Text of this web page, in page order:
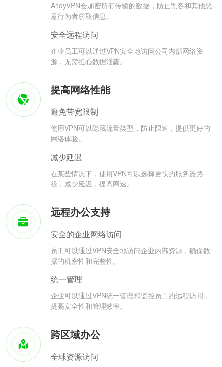
AndyVPN会加密所有传输的数据，防止黑客和其他恶
意行为者窃取信息。
安全远程访问
企业员工可以通过VPN安全地访问公司内部网络资
源，无需担心数据泄露。
提高网络性能
避免带宽限制
使用VPN可以隐藏流量类型，防止限速，提供更好的
网络体验。
减少延迟
在某些情况下，使用VPN可以选择更快的服务器路
径，减少延迟，提高网速。
远程办公支持
安全的企业网络访问
员工可以通过VPN安全地访问企业内部资源，确保数
据的机密性和完整性。
统一管理
企业可以通过VPN统一管理和监控员工的远程访问，
提高安全性和管理效率。
跨区域办公
全球资源访问